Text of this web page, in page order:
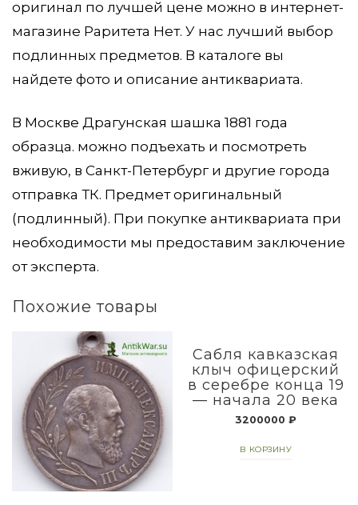
оригинал по лучшей цене можно в интернет-
магазине Раритета Нет. У нас лучший выбор
подлинных предметов. В каталоге вы
найдете фото и описание антиквариата.
В Москве Драгунская шашка 1881 года
образца. можно подъехать и посмотреть
вживую, в Санкт-Петербург и другие города
отправка ТК. Предмет оригинальный
(подлинный). При покупке антиквариата при
необходимости мы предоставим заключение
от эксперта.
Похожие товары
Сабля кавказская
клыч офицерский
в серебре конца 19
— начала 20 века
3200000₽
В КОРЗИНУ